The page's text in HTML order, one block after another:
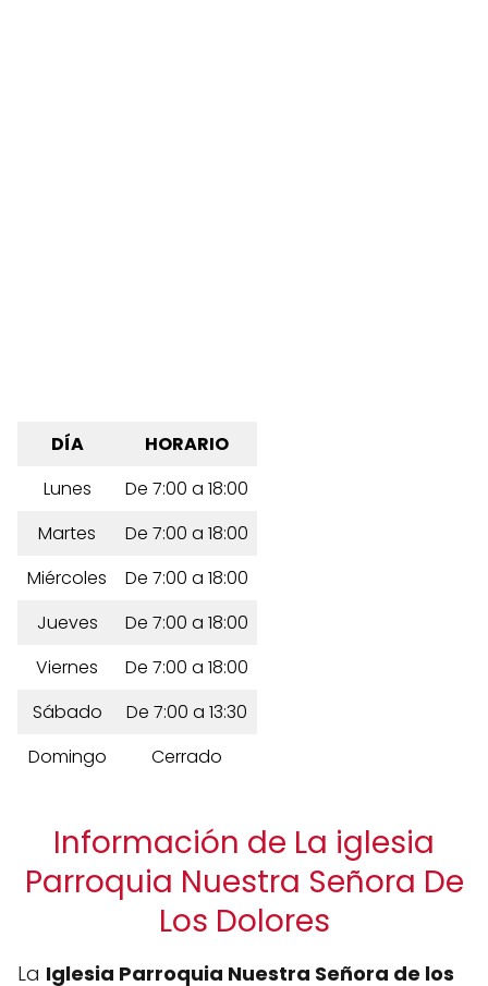
DÍA
HORARIO
Lunes
De 7:00 a 18:00
Martes
De 7:00 a 18:00
Miércoles
De 7:00 a 18:00
Jueves
De 7:00 a 18:00
Viernes
De 7:00 a 18:00
Sábado
De 7:00 a 13:30
Domingo
Cerrado
Información de La iglesia
Parroquia Nuestra Señora De
Los Dolores
La Iglesia Parroquia Nuestra Señora de los